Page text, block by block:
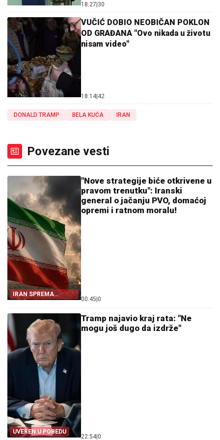
18:27 30
VUČIĆ DOBIO NEOBIČAN POKLON
OD GRAĐANA "Ovo nikada u životu
nisam video"
18:14 42
DONALD TRAMP BELA KUĆA IRAN
Povezane vesti
IRAN SPREMA
ODGOVOR
"Nove strategije biće otkrivene u
pravom trenutku": Iranski
general o jačanju PVO, domaćoj
opremi i ratnom moralu!
00:45 0
UVEREN U POBEDU
Tramp najavio kraj rata: "Ne
mogu još dugo da izdrže"
22:54 0